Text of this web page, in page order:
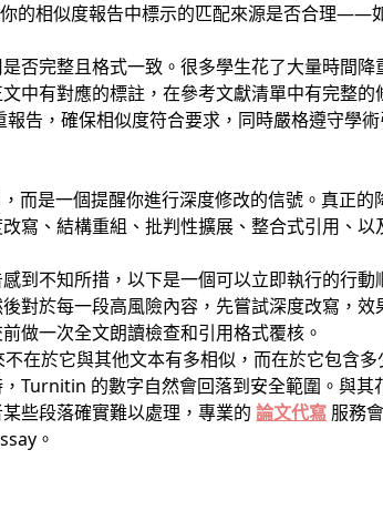
的相似度報告中標示的匹配來源是否合理——
否完整且格式一致。很多學生花了大量時間
中有對應的標註，在參考文獻清單中有完整
告，確保相似度符合要求，同時嚴格遵守學
而是一個提醒你進行深度修改的信號。真正
寫、結構重組、批判性擴展、整合式引用、
到不知所措，以下是一個可以立即執行的行
對於每一段高風險內容，先嘗試深度改寫，
做一次全文朗讀檢查和引用格式覆核。
在於它與其他文本有多相似，而在於它包含
Turnitin 的數字自然會回落到安全範圍。與
些段落確實難以處理，專業的論文代寫 服務
。